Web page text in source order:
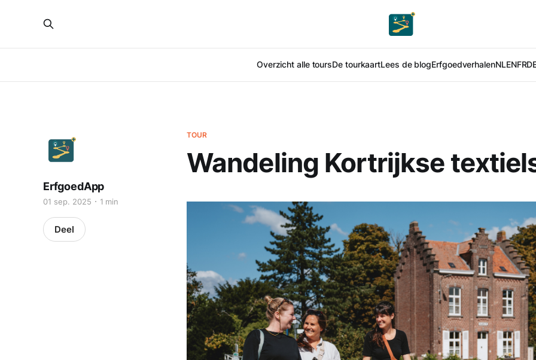
Overzicht alle toursDe tourkaartLees de blogErfgoedverhalenNLENFR
TOUR
Wandeling Kortrijkse
ErfgoedApp
01 sep. 2025 1 min
Deel